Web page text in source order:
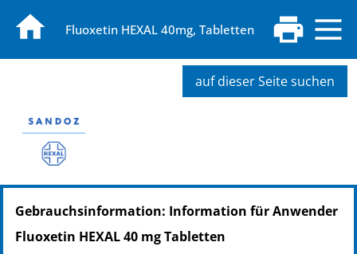
Fluoxetin HEXAL 40mg, Tabletten
auf dieser Seite suchen
PZN: 01822951
PPN: 110182295152
NTIN: 04150018229514
Gebrauchsinformation: Information für Anwender
Fluoxetin HEXAL 40 mg Tabletten